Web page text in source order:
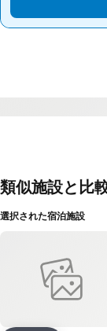
類似施設と比
選択された宿泊施設